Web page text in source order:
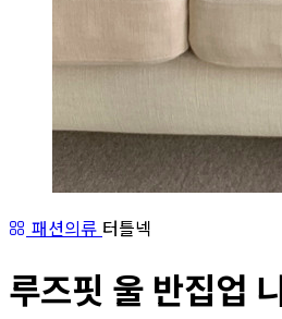
패션의류 터틀넥
루즈핏 울 반집업